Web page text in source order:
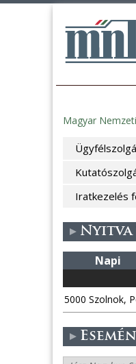
Jelenlegi
hely
Magyar
Iratkezelés
Napi
5000 Szolnok,